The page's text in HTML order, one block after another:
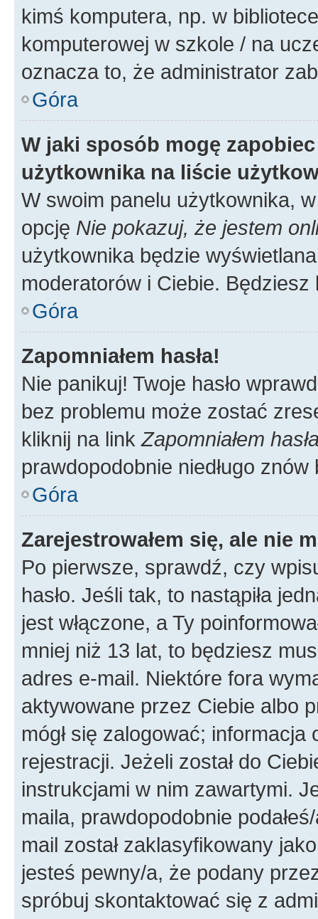
kimś komputera, np. w
komputerowej w szkole / na
oznacza to, że administrator
Góra
W jaki sposób mogę
użytkownika na liście
W swoim panelu użytkownika,
opcję Nie pokazuj, że jestem
użytkownika będzie
moderatorów i Ciebie.
Góra
Zapomniałem hasła!
Nie panikuj! Twoje hasło
bez problemu może zostać
kliknij na link Zapomniałem
prawdopodobnie niedługo
Góra
Zarejestrowałem się, ale nie
Po pierwsze, sprawdź, czy
hasło. Jeśli tak, to nastąpiła
jest włączone, a Ty
mniej niż 13 lat, to będziesz
adres e-mail. Niektóre fora
aktywowane przez Ciebie albo
mógł się zalogować;
rejestracji. Jeżeli został do
instrukcjami w nim zawartymi.
maila, prawdopodobnie
mail został zaklasyfikowany
jesteś pewny/a, że podany
spróbuj skontaktować się z